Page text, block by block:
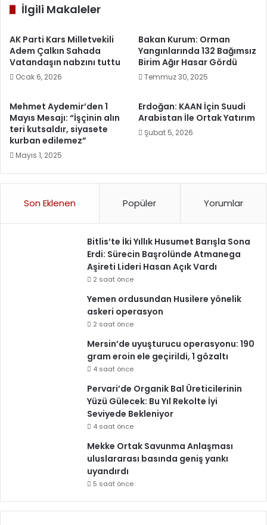
İlgili Makaleler
AK Parti Kars Milletvekili
Adem Çalkın Sahada
Vatandaşın nabzını tuttu
Ocak 6, 2026
Bakan Kurum: Orman
Yangınlarında 132 Bağımsız
Birim Ağır Hasar Gördü
Temmuz 30, 2025
Mehmet Aydemir’den 1
Mayıs Mesajı: “İşçinin alın
teri kutsaldır, siyasete
kurban edilemez”
Mayıs 1, 2025
Erdoğan: KAAN İçin Suudi
Arabistan İle Ortak Yatırım
Şubat 5, 2026
Son Eklenen Popüler Yorumlar
Bitlis’te İki Yıllık Husumet Barışla Sona
Erdi: Sürecin Başrolünde Atmanega
Aşireti Lideri Hasan Açık Vardı
2 saat önce
Yemen ordusundan Husilere yönelik
askeri operasyon
2 saat önce
Mersin’de uyuşturucu operasyonu: 190
gram eroin ele geçirildi, 1 gözaltı
4 saat önce
Pervari’de Organik Bal Üreticilerinin
Yüzü Gülecek: Bu Yıl Rekolte İyi
Seviyede Bekleniyor
4 saat önce
Mekke Ortak Savunma Anlaşması
uluslararası basında geniş yankı
uyandırdı
5 saat önce